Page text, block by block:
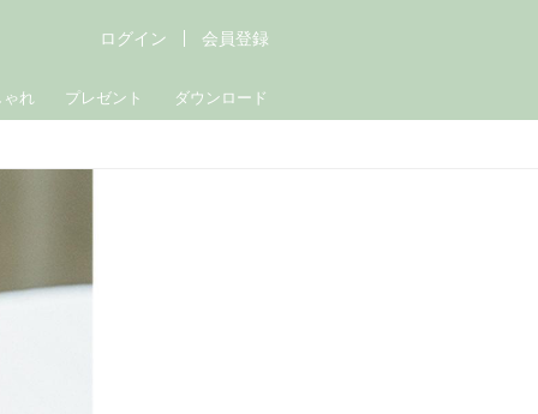
ゃれ プレゼント ダウンロード
ログイン 会員登録